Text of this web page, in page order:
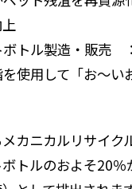
ボトル製造・販売
使用して「お〜い
カニカルリサイク
トルのおよそ20％